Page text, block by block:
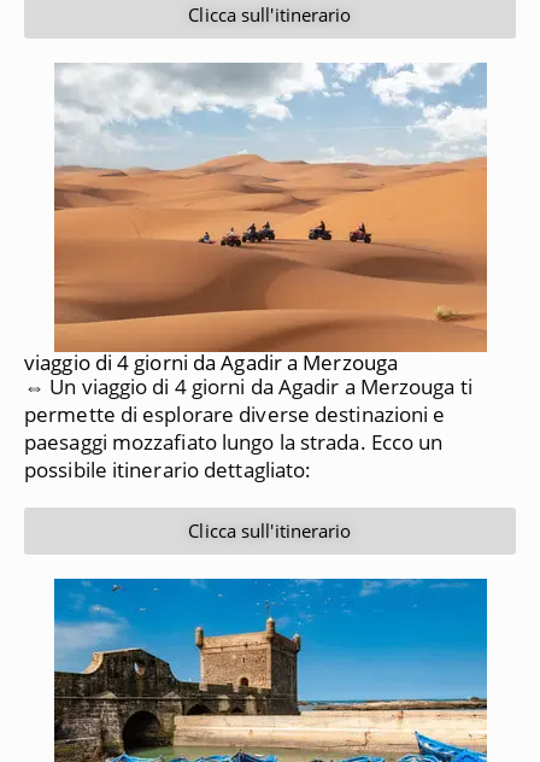
Clicca sull'itinerario
viaggio di 4 giorni da Agadir a Merzouga
⇔ Un viaggio di 4 giorni da Agadir a Merzouga ti
permette di esplorare diverse destinazioni e
paesaggi mozzafiato lungo la strada. Ecco un
possibile itinerario dettagliato:
Clicca sull'itinerario